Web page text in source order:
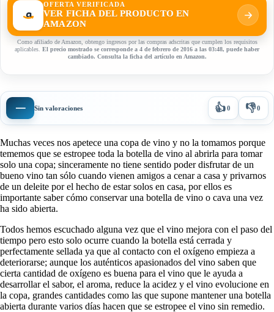
OFERTA VERIFICADA
VER FICHA DEL PRODUCTO EN
AMAZON
Como afiliado de Amazon, obtengo ingresos por las compras adscritas que cumplen los requisitos
aplicables. El precio mostrado se corresponde a 4 de febrero de 2016 a las 03:48, puede haber
cambiado. Consulta la ficha del artículo en Amazon.
— Sin valoraciones 👍0 👎0
Muchas veces nos apetece una copa de vino y no la tomamos porque
tememos que se estropee toda la botella de vino al abrirla para tomar
solo una copa; sinceramente no tiene sentido poder disfrutar de un
bueno vino tan sólo cuando vienen amigos a cenar a casa y privarnos
de un deleite por el hecho de estar solos en casa, por ellos es
importante saber cómo conservar una botella de vino o cava una vez
ha sido abierta.
Todos hemos escuchado alguna vez que el vino mejora con el paso del
tiempo pero esto solo ocurre cuando la botella está cerrada y
perfectamente sellada ya que al contacto con el oxígeno empieza a
deteriorarse; aunque los auténticos apasionados del vino saben que
cierta cantidad de oxígeno es buena para el vino que le ayuda a
desarrollar el sabor, el aroma, reduce la acidez y el vino evolucione en
la copa, grandes cantidades como las que supone mantener una botella
abierta durante varios días hacen que se estropee el vino sin remedio.